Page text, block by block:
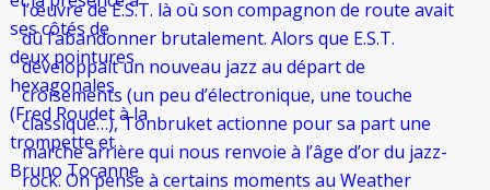
ses côtés de
deux pointures
hexagonales
(Fred Roudet à la
trompette et
Bruno Tocanne
l’œuvre de E.S.T. là où son compagnon de route avait
dû l’abandonner brutalement. Alors que E.S.T.
développait un nouveau jazz au départ de
croisements (un peu d’électronique, une touche
classique…), Tonbruket actionne pour sa part une
marche arrière qui nous renvoie à l’âge d’or du jazz-
rock. On pense à certains moments au Weather